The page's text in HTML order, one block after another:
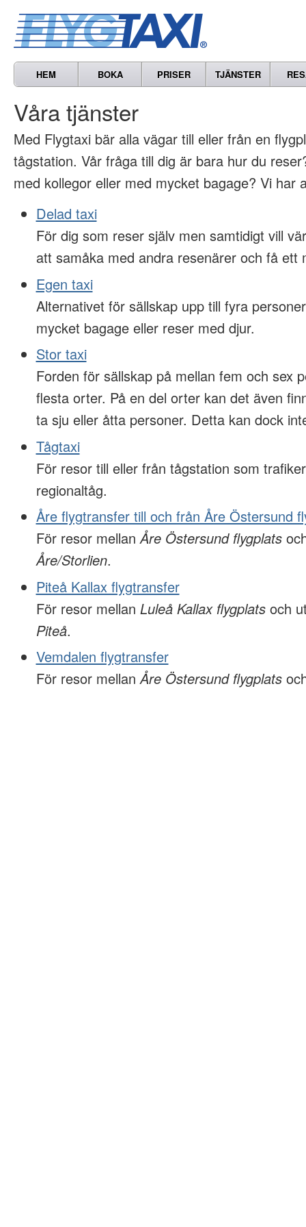
HEM BOKA PRISER TJÄNSTER
Våra tjänster
Med Flygtaxi bär alla vägar till eller från en
tågstation. Vår fråga till dig är bara hur du
med kollegor eller med mycket bagage? Vi har
Delad taxi
För dig som reser själv men samtidigt vill
att samåka med andra resenärer och få ett
Egen taxi
Alternativet för sällskap upp till fyra
mycket bagage eller reser med djur.
Stor taxi
Forden för sällskap på mellan fem och sex
flesta orter. På en del orter kan det även
ta sju eller åtta personer. Detta kan dock
Tågtaxi
För resor till eller från tågstation som
regionaltåg.
Åre flygtransfer till och från Åre Östersund
För resor mellanÅre Östersund flygplats
Åre/Storlien.
Piteå Kallax flygtransfer
För resor mellan Luleå Kallax flygplatsoch
Piteå.
Vemdalen flygtransfer
För resor mellanÅre Östersund flygplats